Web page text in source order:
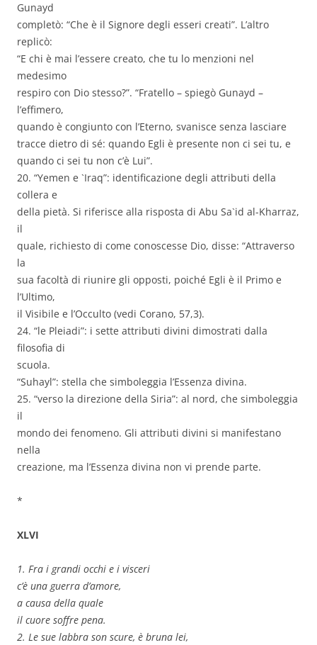
Gunayd
completò: “Che è il Signore degli esseri creati”. L’altro
replicò:
“E chi è mai l’essere creato, che tu lo menzioni nel
medesimo
respiro con Dio stesso?”. “Fratello – spiegò Gunayd –
l’effimero,
quando è congiunto con l’Eterno, svanisce senza lasciare
tracce dietro di sé: quando Egli è presente non ci sei tu, e
quando ci sei tu non c’è Lui”.
20. “Yemen e `Iraq”: identificazione degli attributi della
collera e
della pietà. Si riferisce alla risposta di Abu Sa`id al-Kharraz,
il
quale, richiesto di come conoscesse Dio, disse: “Attraverso
la
sua facoltà di riunire gli opposti, poiché Egli è il Primo e
l’Ultimo,
il Visibile e l’Occulto (vedi Corano, 57,3).
24. “le Pleiadi”: i sette attributi divini dimostrati dalla
filosofia di
scuola.
“Suhayl”: stella che simboleggia l’Essenza divina.
25. “verso la direzione della Siria”: al nord, che simboleggia
il
mondo dei fenomeno. Gli attributi divini si manifestano
nella
creazione, ma l’Essenza divina non vi prende parte.
*
XLVI
1. Fra i grandi occhi e i visceri
c’è una guerra d’amore,
a causa della quale
il cuore soffre pena.
2. Le sue labbra son scure, è bruna lei,